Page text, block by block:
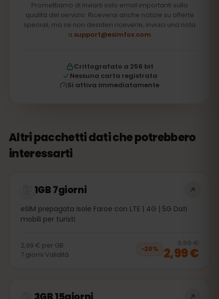
Promettiamo di inviarti solo email importanti sulla
qualità del servizio. Riceverai anche notizie su offerte
speciali, ma se non desideri riceverle, inviaci una nota
a support@esimfox.com
Crittografato a 256 bit
Nessuna carta registrata
Si attiva immediatamente
Altri pacchetti dati che potrebbero
interessarti
1GB 7giorni
eSIM prepagata Isole Faroe con LTE | 4G | 5G Dati
mobili per turisti
2,99 € per GB
7 giorni Validità
−20%
3,99 €
2,99 €